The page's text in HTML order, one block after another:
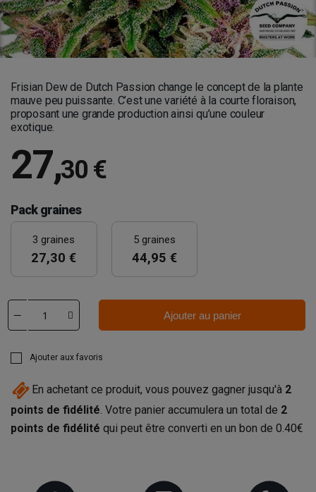
Frisian Dew de Dutch Passion change le concept de la plante
mauve peu puissante. C’est une variété à la courte floraison,
proposant une grande production ainsi qu’une couleur
exotique.
27,30 €
Pack graines
3 graines
27,30 €
5 graines
44,95 €
Ajouter au panier
Ajouter aux favoris
En achetant ce produit, vous pouvez gagner jusqu'à 2
points de fidélité. Votre panier accumulera un total de 2
points de fidélité qui peut être converti en un bon de 0.40€